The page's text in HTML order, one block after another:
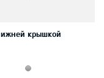
крышкой